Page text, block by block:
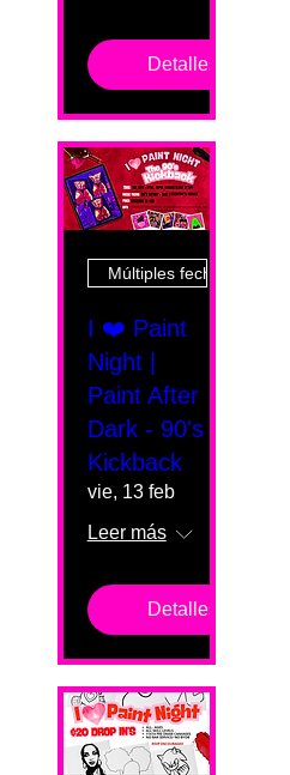
Detalles
Múltiples fechas
I ❤️ Paint
Night |
Paint After
Dark - 90's
Kickback
vie, 13 feb
Leer más
Detalles